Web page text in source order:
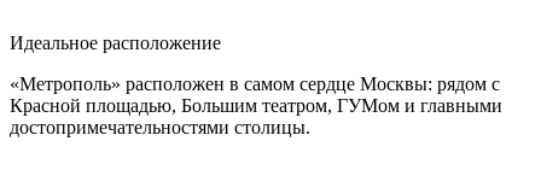
Идеальное расположение
«Метрополь» расположен в самом сердце Москвы: рядом с
Красной площадью, Большим театром, ГУМом и главными
достопримечательностями столицы.